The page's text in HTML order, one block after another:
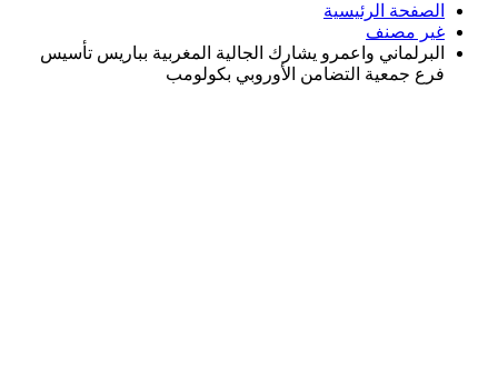
الصفحة الرئيسية
غير مصنف
البرلماني واعمرو يشارك الجالية المغربية بباريس تأسيس
فرع جمعية التضامن الأوروبي بكولومب